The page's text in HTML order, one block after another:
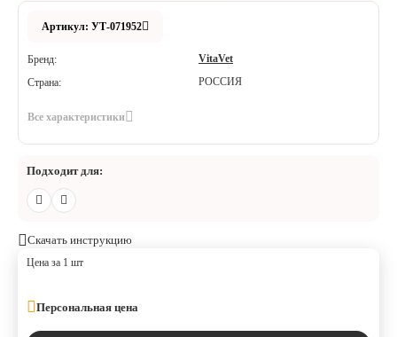
Артикул: УТ-071952
Бренд:
VitaVet
Страна:
РОССИЯ
Все характеристики
Подходит для:
Скачать инструкцию
Цена за 1 шт
Персональная цена